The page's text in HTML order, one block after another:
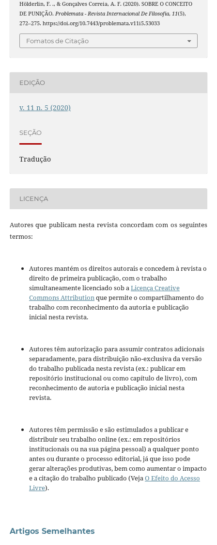
Hölderlin, F. ., & Gonçalves Correia, A. F. (2020). SOBRE O CONCEITO
DE PUNIÇÃO. Problemata - Revista Internacional De Filosofia, 11(5),
272–275. https://doi.org/10.7443/problemata.v11i5.53033
Fomatos de Citação
EDIÇÃO
v. 11 n. 5 (2020)
SEÇÃO
Tradução
LICENÇA
Autores que publicam nesta revista concordam com os seguintes
termos:
Autores mantém os direitos autorais e concedem à revista o
direito de primeira publicação, com o trabalho
simultaneamente licenciado sob aLicença Creative
Commons Attributionque permite o compartilhamento do
trabalho com reconhecimento da autoria e publicação
inicial nesta revista.
Autores têm autorização para assumir contratos adicionais
separadamente, para distribuição não-exclusiva da versão
do trabalho publicada nesta revista (ex.: publicar em
repositório institucional ou como capítulo de livro), com
reconhecimento de autoria e publicação inicial nesta
revista.
Autores têm permissão e são estimulados a publicar e
distribuir seu trabalho online (ex.: em repositórios
institucionais ou na sua página pessoal) a qualquer ponto
antes ou durante o processo editorial, já que isso pode
gerar alterações produtivas, bem como aumentar o impacto
e a citação do trabalho publicado (VejaO Efeito do Acesso
Livre).
Artigos Semelhantes